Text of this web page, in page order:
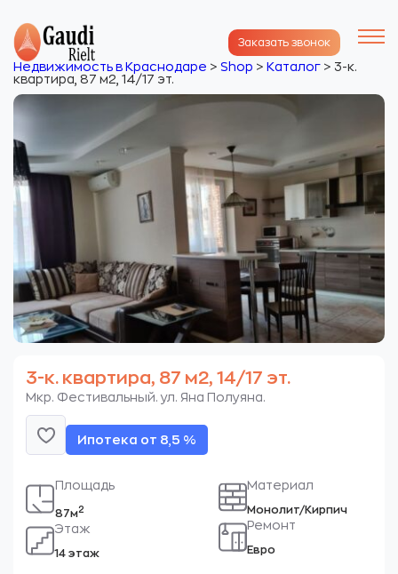
Заказать звонок
Недвижимость в Краснодаре > Shop > Каталог > 3-к.
квартира, 87 м2, 14/17 эт.
3-к. квартира, 87 м2, 14/17 эт.
Мкр. Фестивальный. ул. Яна Полуяна.
Ипотека от 8,5 %
Площадь
87м2
Этаж
14 этаж
Материал
Монолит/Кирпич
Ремонт
Евро